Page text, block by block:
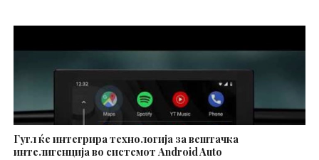
Гугл ќе интегрира технологија за вештачка
интелигенција во системот Android Auto